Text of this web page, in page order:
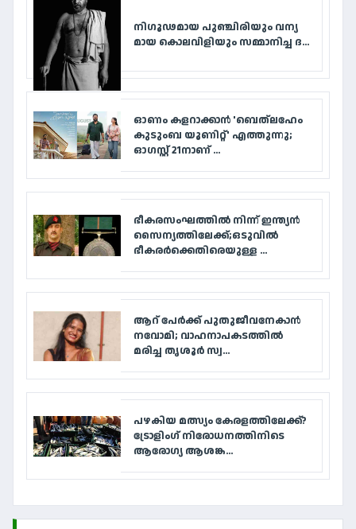
നി​ഗൂ​ഢ​മാ​യ പു​ഞ്ചി​രി​യും വ​ന്യ​
മാ​യ കൊ​ല​വി​ളി​യും സ​മ്മാ​നി​ച്ച ദ...
ഓണം കളറാക്കാൻ 'ബെത്‌ലഹേം
കുടുംബ യൂണിറ്റ്' എത്തുന്നു;
ഓഗസ്റ്റ് 21നാണ് ...
ഭീകരസംഘത്തിൽ നിന്ന് ഇന്ത്യൻ
സൈന്യത്തിലേക്ക്;ഒടുവിൽ
ഭീകരർക്കെതിരെയുള്ള ...
ആറ് പേര്‍ക്ക് പുതുജീവനേകാന്‍
നവോമി; വാഹനാപകടത്തില്‍
മരിച്ച തൃശൂര്‍ സ്വ...
പഴകിയ മത്സ്യം കേരളത്തിലേക്ക്?
ട്രോളിംഗ് നിരോധനത്തിനിടെ
ആരോഗ്യ ആശങ്ക...